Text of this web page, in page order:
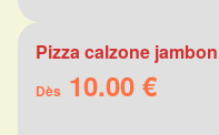
Pizza calzone jambon
Dès 10.00 €